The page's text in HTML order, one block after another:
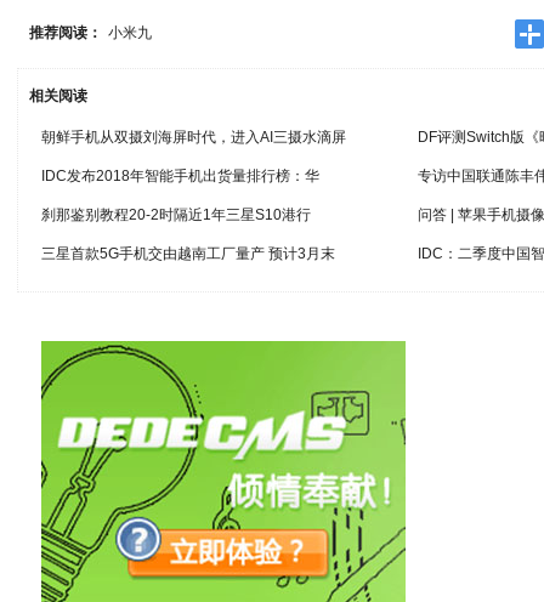
推荐阅读： 小米九
相关阅读
朝鲜手机从双摄刘海屏时代，进入AI三摄水滴屏 DF评测Switch版
IDC发布2018年智能手机出货量排行榜：华 专访中国联通陈丰
刹那鉴别教程20-2时隔近1年三星S10港行 问答 | 苹果手机摄
三星首款5G手机交由越南工厂量产 预计3月末 IDC：二季度中国